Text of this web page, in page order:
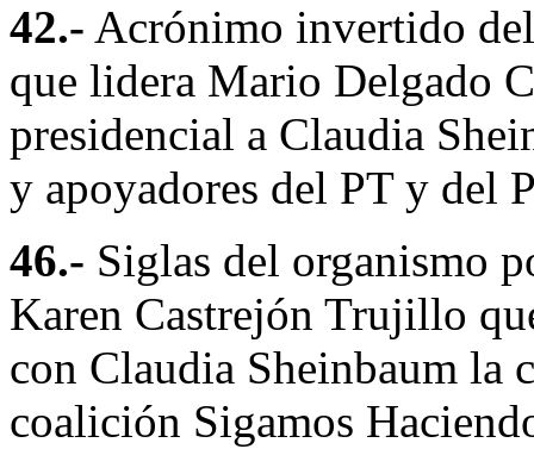
42.- Acrónimo invertido
que lidera Mario Delgado
presidencial a Claudia
y apoyadores del PT y del
46.- Siglas del organismo
Karen Castrejón Trujillo
con Claudia Sheinbaum la
coalición Sigamos